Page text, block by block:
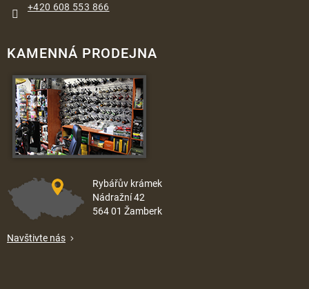
+420 608 553 866
KAMENNÁ PRODEJNA
Rybářův krámek
Nádražní 42
564 01 Žamberk
Navštivte nás